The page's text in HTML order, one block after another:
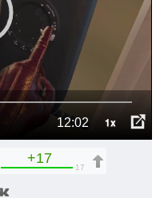
12:02 1x
+17
17